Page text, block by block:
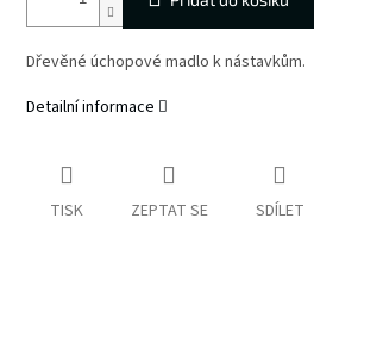
Dřevěné úchopové madlo k nástavkům.
Detailní informace
TISK ZEPTAT SE SDÍLET